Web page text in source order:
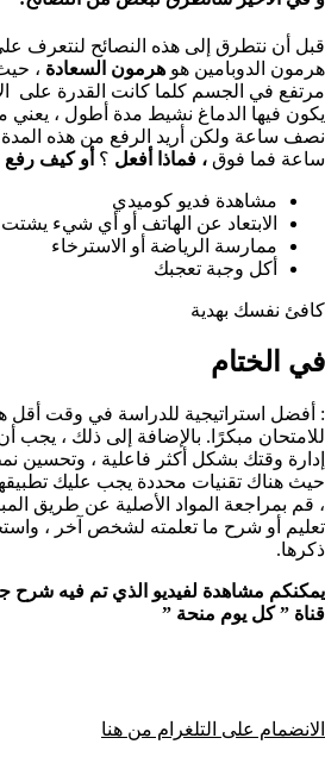
قبل أن نتطرق إلى هذه النصائح لنتعرف
هرمون الدوبامين هو هرمون السعادة ،
مرتفع في الجسم كلما كانت القدرة على
يكون فيها الدماغ نشيط مدة أطول ، يعني
نصف ساعة ولكن أريد الرفع من هذه المدة
ساعة فما فوق ، فماذا أفعل ؟ أو كيف رفع
مشاهدة فديو كوميدي
الابتعاد عن الهاتف أو أي شيء
ممارسة الرياضة أو الاسترخاء
أكل وجبة تعجبك
كافئ نفسك بهدية
في الختام
: أفضل استراتيجية للدراسة في وقت أقل
للامتحان مبكرًا. بالإضافة إلى ذلك ،
إدارة وقتك بشكل أكثر فاعلية ، وتحسين
حيث هناك تقنيات محددة يجب عليك
، قم بمراجعة المواد الأصلية عن طريق
تعليم أو شرح ما تعلمته لشخص آخر ،
ذكرها.
يمكنكم مشاهدة لفيديو الذي تم فيه
قناة ” كل يوم منحة ”
الانضمام على التلغرام من هنا